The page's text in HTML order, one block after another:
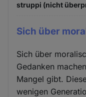
struppi (nicht
Sich über
Sich über
Gedanken
Mangel gibt.
wenigen